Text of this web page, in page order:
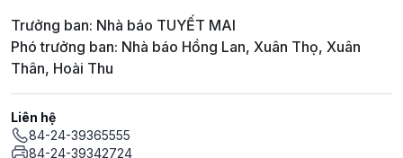
Trưởng ban: Nhà báo TUYẾT MAI
Phó trưởng ban: Nhà báo Hồng Lan, Xuân Thọ, Xuân
Thân, Hoài Thu
Liên hệ
84-24-39365555
84-24-39342724